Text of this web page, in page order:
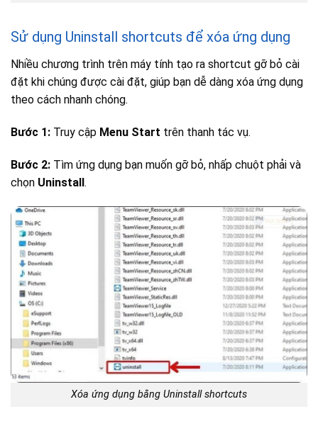
Sử dụng Uninstall shortcuts để xóa ứng dụng
Nhiều chương trình trên máy tính tạo ra shortcut gỡ bỏ cài
đặt khi chúng được cài đặt, giúp bạn dễ dàng xóa ứng dụng
theo cách nhanh chóng.
Bước 1: Truy cập Menu Start trên thanh tác vụ.
Bước 2: Tìm ứng dụng bạn muốn gỡ bỏ, nhấp chuột phải và
chọn Uninstall.
Xóa ứng dụng bằng Uninstall shortcuts